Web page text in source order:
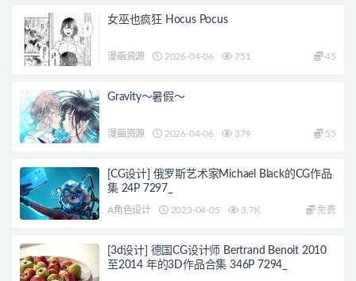
女巫也疯狂 Hocus Pocus
漫画资源 2026-04-06 751 45
Gravity～暑假～
漫画资源 2026-04-06 379 55
[CG设计] 俄罗斯艺术家Michael Black的CG作品
集 24P 7297_
A角色设计 2023-04-05 3.7K 免费
[3d设计] 德国CG设计师 Bertrand Benoit 2010
至2014 年的3D作品合集 346P 7294_